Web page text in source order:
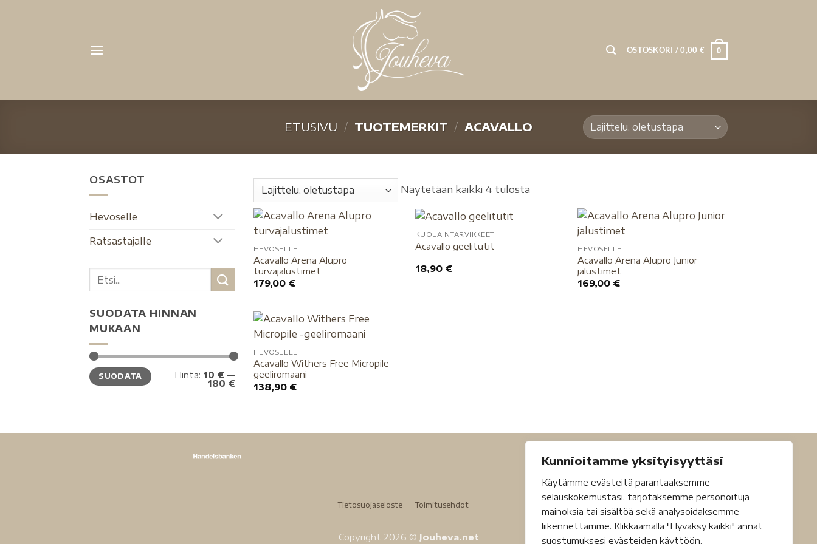
Kunnioitamme yksityisyyttäsi
Käytämme evästeitä parantaaksemme
selauskokemustasi, tarjotaksemme personoituja
mainoksia tai sisältöä sekä analysoidaksemme
liikennettämme. Klikkaamalla "Hyväksy kaikki" annat
suostumuksesi evästeiden käyttöön.
OSTOSKORI /0,00 € 0
ETUSIVU / TUOTEMERKIT / ACAVALLO
OSASTOT
Hevoselle
Ratsastajalle
SUODATA HINNAN
MUKAAN
SUODATA Hinta: 10 € —
180 €
Näytetään kaikki 4 tulosta
HEVOSELLE
Acavallo Arena Alupro
turvajalustimet
179,00 €
KUOLAINTARVIKKEET
Acavallo geelitutit
18,90 €
HEVOSELLE
Acavallo Arena Alupro Junior
jalustimet
169,00 €
HEVOSELLE
Acavallo Withers Free Micropile -
geeliromaani
138,90 €
Tietosuojaseloste Toimitusehdot
Copyright 2026 © Jouheva.net